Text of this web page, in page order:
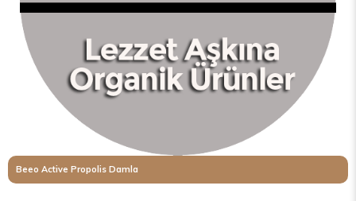
Beeo Active Propolis Damla